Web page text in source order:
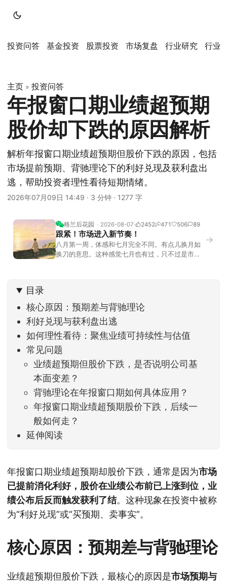
投资问答 基金投资 股票投资 市场复盘 行业研究 行业
主页 » 投资问答
年报窗口期业绩超预期
股价却下跌的原因解析
解析年报窗口期业绩超预期但股价下跌的原因，包括
市场提前预期、背驰理论下的利好兑现及获利盘出
逃，帮助投资者理性看待短期情绪。
2026年07月09日 14:49 · 3 分钟 · 1277 字
格兰后花园 2026-08-07 2452 471 506 89
跟紧！市场进入新节奏！
八月第一周，体感和七月完全不同。有点儿换月如
换刀的意思。这种感觉七月也有过，只不过是市场
家感受到了春天般的暖风。指数涨了百点，交易额
回暖到2
→
目录
核心原因：预期差与背驰理论
利好兑现与获利盘出逃
如何理性看待：聚焦业绩可持续性与估值
常见问题
业绩超预期但股价下跌，是否说明公司基
本面变差？
背驰理论在年报窗口期如何具体应用？
年报窗口期业绩超预期股价下跌，后续一
般如何走？
延伸阅读
年报窗口期业绩超预期却股价下跌，通常是因为市场
已提前消化利好，股价在业绩公布前已上涨到位，业
绩公布后反而触发获利了结。这种现象在投资中被称
为“利好兑现”或“买预期、卖事实”。
核心原因：预期差与背驰理论
业绩超预期但股价下跌，最核心的原因是市场预期与